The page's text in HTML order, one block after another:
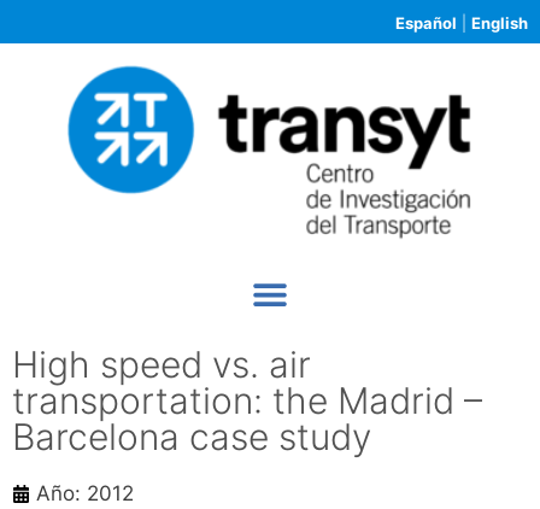
Español English
High speed vs. air
transportation: the Madrid –
Barcelona case study
Año: 2012